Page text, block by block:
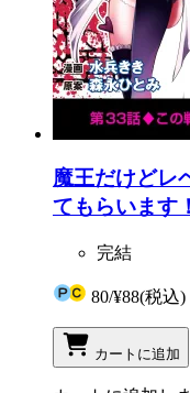
魔王だけどレ
てもらいます
完結
80/¥88(税込)
カートに追加